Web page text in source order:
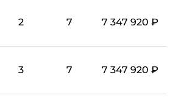
2 7 7 347 920 ₽
3 7 7 347 920 ₽